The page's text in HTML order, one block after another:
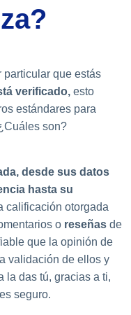
particular que estás
verificado, esto
estándares para
son?
desde sus datos
hasta su
calificación otorgada
o reseñas de
que la opinión de
validación de ellos y
la das tú, gracias a ti,
seguro.